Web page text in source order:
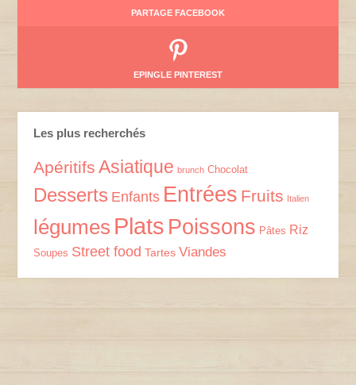
PARTAGE FACEBOOK
EPINGLE PINTEREST
Les plus recherchés
Apéritifs Asiatique brunch Chocolat
Desserts Enfants Entrées Fruits Italien
légumes Plats Poissons Pâtes Riz
Soupes Street food Tartes Viandes